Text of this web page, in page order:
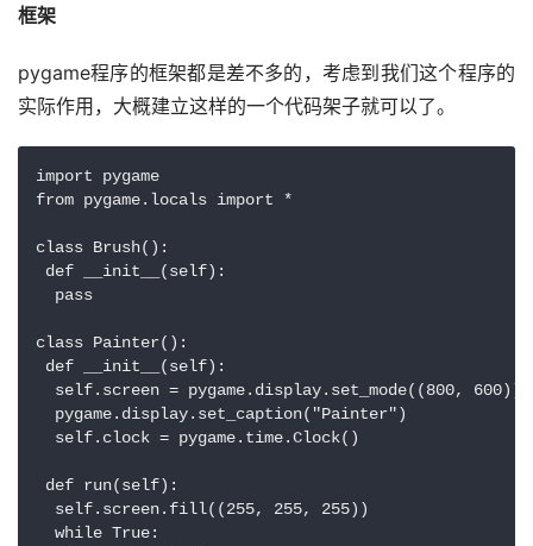
框架
pygame程序的框架都是差不多的，考虑到我们这个程序的
实际作用，大概建立这样的一个代码架子就可以了。
import pygame
from pygame.locals import *
class Brush():
def __init__(self):
  pass
class Painter():
def __init__(self):
  self.screen = pygame.display.set_mode((800, 600))
  pygame.display.set_caption("Painter")
  self.clock = pygame.time.Clock()
def run(self):
  self.screen.fill((255, 255, 255))
  while True: